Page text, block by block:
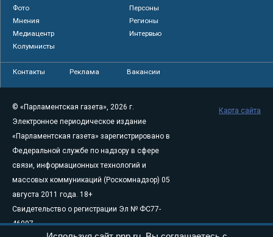
Фото
Персоны
Мнения
Регионы
Медиацентр
Интервью
Колумнисты
Контакты Реклама Вакансии
© «Парламентская газета», 2026 г.
Электронное периодическое издание
«Парламентская газета» зарегистрировано в
Федеральной службе по надзору в сфере
связи, информационных технологий и
массовых коммуникаций (Роскомнадзор) 05
августа 2011 года. 18+
Свидетельство о регистрации Эл № ФС77-
46097
Карта сайта